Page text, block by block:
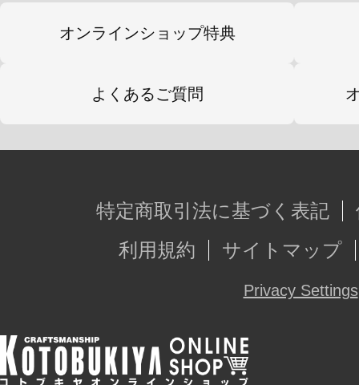
オンラインショップ特典
よくあるご質問
特定商取引法に基づく表記
利用規約
サイトマップ
Privacy Settings